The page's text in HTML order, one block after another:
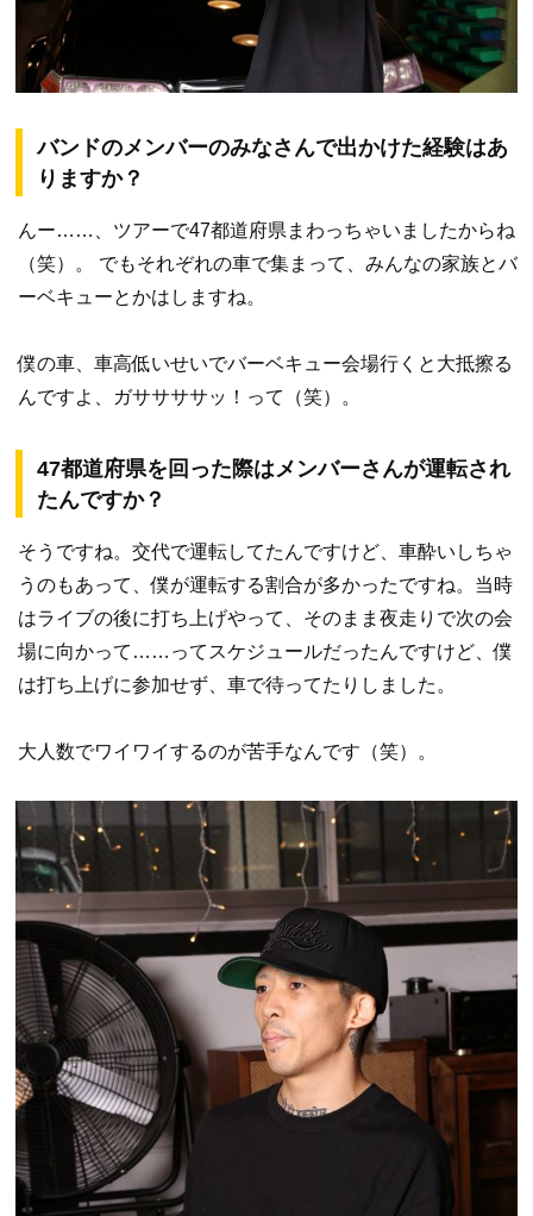
バンドのメンバーのみなさんで出かけた経験はあ
りますか？
んー……、ツアーで47都道府県まわっちゃいましたからね
（笑）。 でもそれぞれの車で集まって、みんなの家族とバ
ーベキューとかはしますね。
僕の車、車高低いせいでバーベキュー会場行くと大抵擦る
んですよ、ガササササッ！って（笑）。
47都道府県を回った際はメンバーさんが運転され
たんですか？
そうですね。交代で運転してたんですけど、車酔いしちゃ
うのもあって、僕が運転する割合が多かったですね。当時
はライブの後に打ち上げやって、そのまま夜走りで次の会
場に向かって……ってスケジュールだったんですけど、僕
は打ち上げに参加せず、車で待ってたりしました。
大人数でワイワイするのが苦手なんです（笑）。